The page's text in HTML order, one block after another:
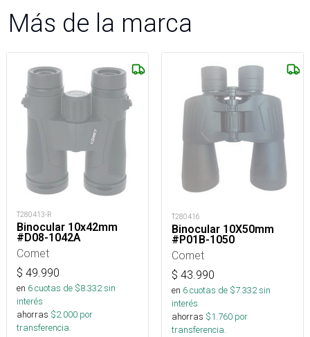
Más de la marca
T280413-R
Binocular 10x42mm
#D08-1042A
Comet
$ 49.990
en 6cuotas de $8.332sin
interés
ahorras $2.000 por
transferencia.
T280416
Binocular 10X50mm
#P01B-1050
Comet
$ 43.990
en 6cuotas de $7.332sin
interés
ahorras $1.760 por
transferencia.